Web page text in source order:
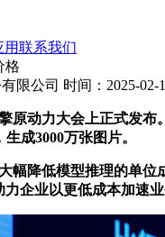
用联系我们
格
限公司 时间：2025-02-
动力大会上正式发布
成3000万张图片。
低模型推理的单位
企业以更低成本加速业